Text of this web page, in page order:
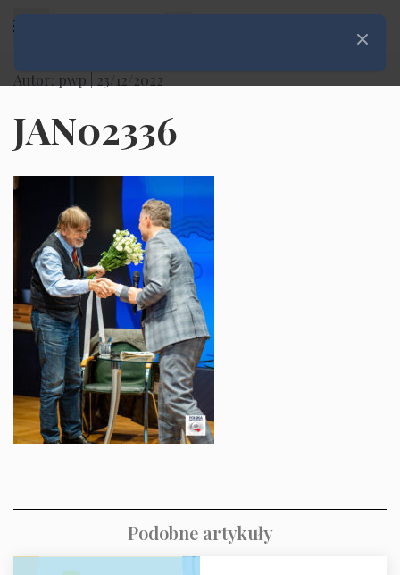
Autor: pwp | 23/12/2022
JAN02336
Podobne artykuły
Zamknij